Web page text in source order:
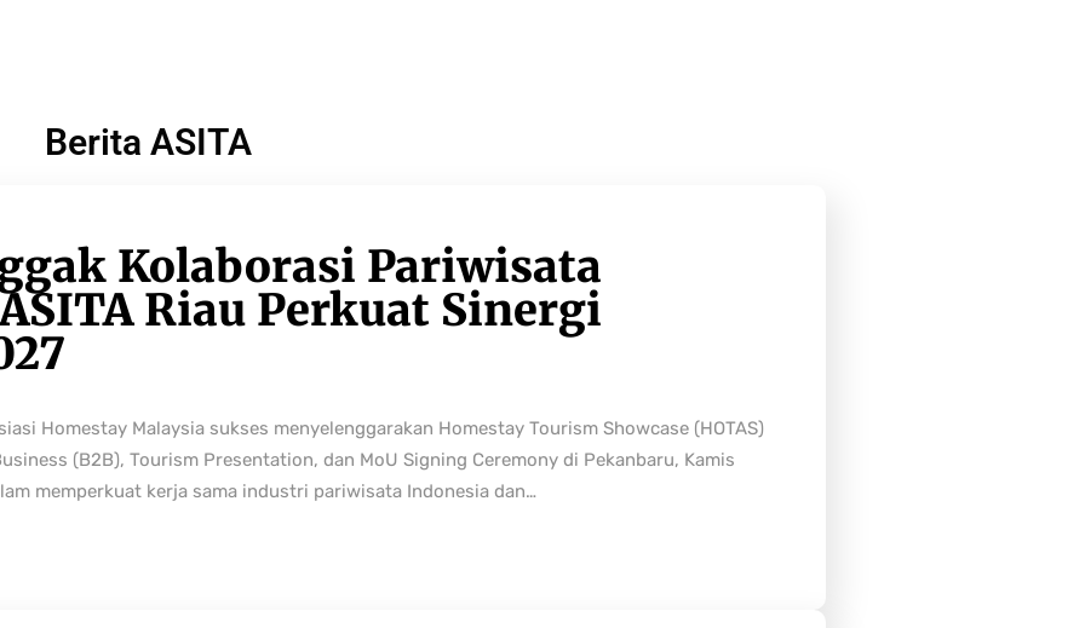
Berita ASITA
Kolaborasi Pariwisata
Riau Perkuat Sinergi
Homestay Malaysia sukses menyelenggarakan Homestay Tourism Showcase (HOTAS)
(B2B), Tourism Presentation, dan MoU Signing Ceremony di Pekanbaru, Kamis
memperkuat kerja sama industri pariwisata Indonesia dan…